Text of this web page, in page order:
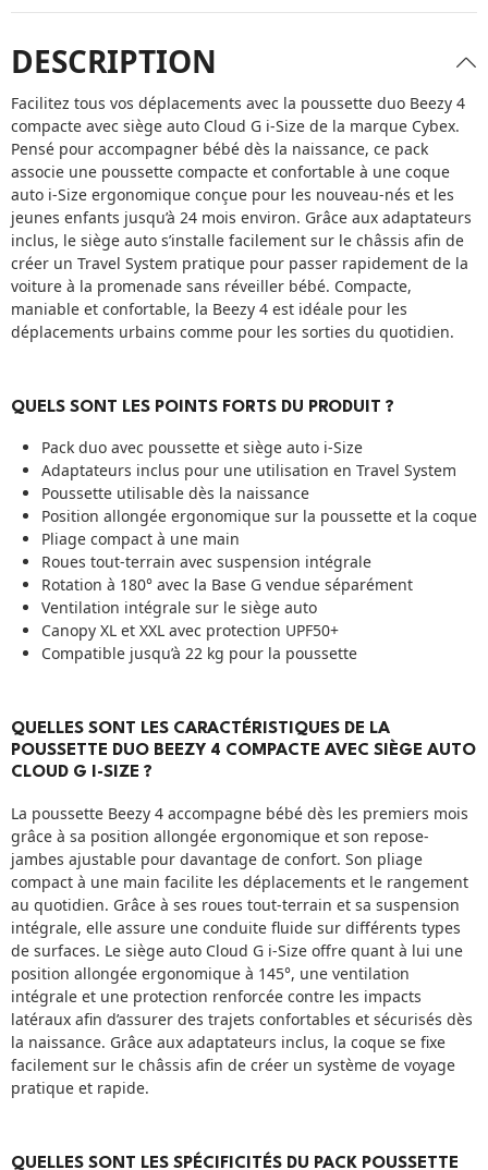
DESCRIPTION
Facilitez tous vos déplacements avec la poussette duo Beezy 4
compacte avec siège auto Cloud G i-Size de la marque Cybex.
Pensé pour accompagner bébé dès la naissance, ce pack
associe une poussette compacte et confortable à une coque
auto i-Size ergonomique conçue pour les nouveau-nés et les
jeunes enfants jusqu’à 24 mois environ. Grâce aux adaptateurs
inclus, le siège auto s’installe facilement sur le châssis afin de
créer un Travel System pratique pour passer rapidement de la
voiture à la promenade sans réveiller bébé. Compacte,
maniable et confortable, la Beezy 4 est idéale pour les
déplacements urbains comme pour les sorties du quotidien.
QUELS SONT LES POINTS FORTS DU PRODUIT ?
Pack duo avec poussette et siège auto i-Size
Adaptateurs inclus pour une utilisation en Travel System
Poussette utilisable dès la naissance
Position allongée ergonomique sur la poussette et la coque
Pliage compact à une main
Roues tout-terrain avec suspension intégrale
Rotation à 180° avec la Base G vendue séparément
Ventilation intégrale sur le siège auto
Canopy XL et XXL avec protection UPF50+
Compatible jusqu’à 22 kg pour la poussette
QUELLES SONT LES CARACTÉRISTIQUES DE LA
POUSSETTE DUO BEEZY 4 COMPACTE AVEC SIÈGE AUTO
CLOUD G I-SIZE ?
La poussette Beezy 4 accompagne bébé dès les premiers mois
grâce à sa position allongée ergonomique et son repose-
jambes ajustable pour davantage de confort. Son pliage
compact à une main facilite les déplacements et le rangement
au quotidien. Grâce à ses roues tout-terrain et sa suspension
intégrale, elle assure une conduite fluide sur différents types
de surfaces. Le siège auto Cloud G i-Size offre quant à lui une
position allongée ergonomique à 145°, une ventilation
intégrale et une protection renforcée contre les impacts
latéraux afin d’assurer des trajets confortables et sécurisés dès
la naissance. Grâce aux adaptateurs inclus, la coque se fixe
facilement sur le châssis afin de créer un système de voyage
pratique et rapide.
QUELLES SONT LES SPÉCIFICITÉS DU PACK POUSSETTE